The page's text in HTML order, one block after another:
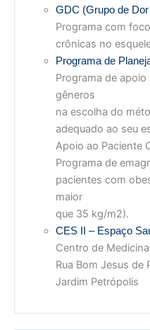
GDC (Grupo de
Programa com
crônicas no
Programa de
Programa de
gêneros
na escolha do
adequado ao seu
Apoio ao Paciente
Programa de
pacientes com
maior
que 35 kg/m2).
CES II – Espaço
Centro de
Rua Bom Jesus de
Jardim Petrópolis